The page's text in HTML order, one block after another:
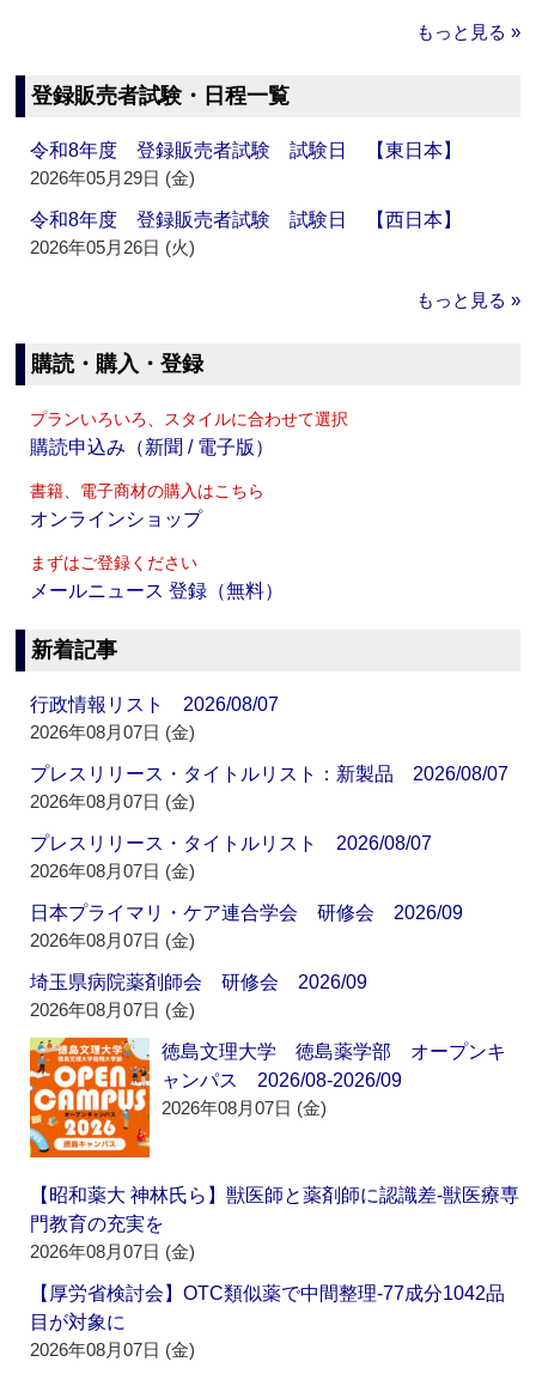
もっと見る »
登録販売者試験・日程一覧
令和8年度 登録販売者試験 試験日 【東日本】
2026年05月29日 (金)
令和8年度 登録販売者試験 試験日 【西日本】
2026年05月26日 (火)
もっと見る »
購読・購入・登録
プランいろいろ、スタイルに合わせて選択
購読申込み（新聞 / 電子版）
書籍、電子商材の購入はこちら
オンラインショップ
まずはご登録ください
メールニュース 登録（無料）
新着記事
行政情報リスト 2026/08/07
2026年08月07日 (金)
プレスリリース・タイトルリスト：新製品 2026/08/07
2026年08月07日 (金)
プレスリリース・タイトルリスト 2026/08/07
2026年08月07日 (金)
日本プライマリ・ケア連合学会 研修会 2026/09
2026年08月07日 (金)
埼玉県病院薬剤師会 研修会 2026/09
2026年08月07日 (金)
徳島文理大学 徳島薬学部 オープンキ
ャンパス 2026/08-2026/09
2026年08月07日 (金)
【昭和薬大 神林氏ら】獣医師と薬剤師に認識差‐獣医療専
門教育の充実を
2026年08月07日 (金)
【厚労省検討会】OTC類似薬で中間整理‐77成分1042品
目が対象に
2026年08月07日 (金)